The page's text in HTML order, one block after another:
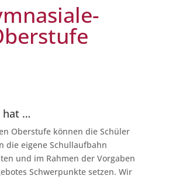
hat …
Oberstufe können die Schüler
die eigene Schullaufbahn
und im Rahmen der Vorgaben
Schwerpunkte setzen. Wir